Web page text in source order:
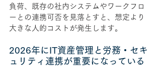
負荷、既存の社内システムやワークフロ
ーとの連携可否を見落とすと、想定より
大きな人的コストが発生します。
2026年にIT資産管理と労務・セキ
ュリティ連携が重要になっている